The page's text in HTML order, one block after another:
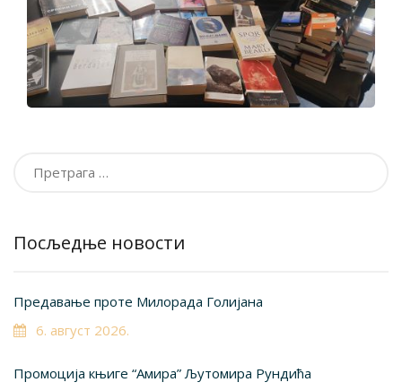
Посљедње новости
Предавање проте Милорада Голијана
6. август 2026.
Промоција књиге “Амира” Љутомира Рундића